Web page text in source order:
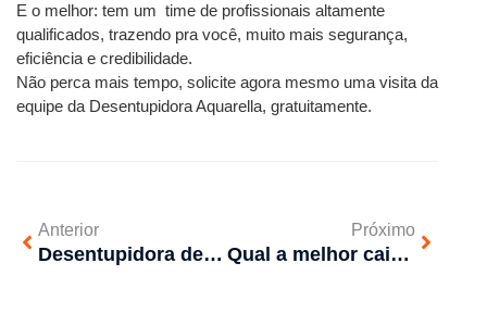
E o melhor: tem um  time de profissionais altamente
qualificados, trazendo pra você, muito mais segurança,
eficiência e credibilidade.
Não perca mais tempo, solicite agora mesmo uma visita da
equipe da Desentupidora Aquarella, gratuitamente.
Anterior
Desentupidora de pia na Zona Oeste: chegada rápida, orçamento sem compromisso e garantia no desentupimento
Próximo
Qual a melhor caixa de água para residência?